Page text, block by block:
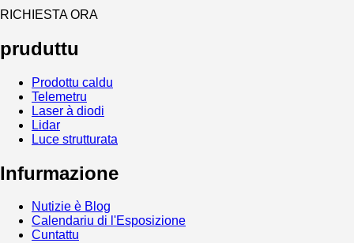
RICHIESTA ORA
pruduttu
Prodottu caldu
Telemetru
Laser à diodi
Lidar
Luce strutturata
Infurmazione
Nutizie è Blog
Calendariu di l'Esposizione
Cuntattu